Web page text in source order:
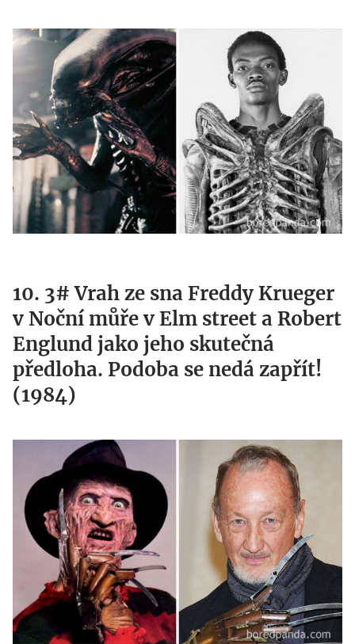
10. 3# Vrah ze sna Freddy Krueger
v Noční můře v Elm street a Robert
Englund jako jeho skutečná
předloha. Podoba se nedá zapřít!
(1984)